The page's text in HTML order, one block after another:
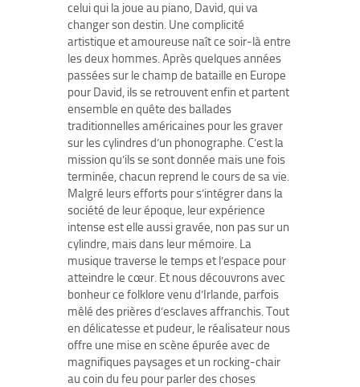
celui qui la joue au piano, David, qui va
changer son destin. Une complicité
artistique et amoureuse naît ce soir-là entre
les deux hommes. Après quelques années
passées sur le champ de bataille en Europe
pour David, ils se retrouvent enfin et partent
ensemble en quête des ballades
traditionnelles américaines pour les graver
sur les cylindres d’un phonographe. C’est la
mission qu’ils se sont donnée mais une fois
terminée, chacun reprend le cours de sa vie.
Malgré leurs efforts pour s’intégrer dans la
société de leur époque, leur expérience
intense est elle aussi gravée, non pas sur un
cylindre, mais dans leur mémoire. La
musique traverse le temps et l’espace pour
atteindre le cœur. Et nous découvrons avec
bonheur ce folklore venu d’Irlande, parfois
mêlé des prières d’esclaves affranchis. Tout
en délicatesse et pudeur, le réalisateur nous
offre une mise en scène épurée avec de
magnifiques paysages et un rocking-chair
au coin du feu pour parler des choses